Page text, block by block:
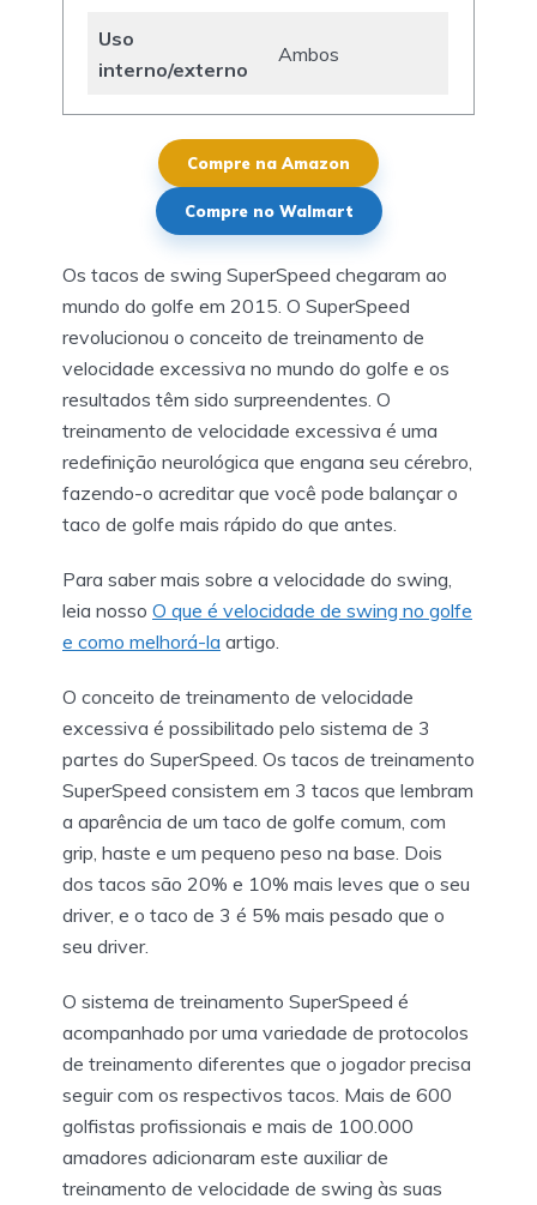
Uso
interno/externo
Ambos
Compre na Amazon
Compre no Walmart
Os tacos de swing SuperSpeed chegaram ao
mundo do golfe em 2015. O SuperSpeed
revolucionou o conceito de treinamento de
velocidade excessiva no mundo do golfe e os
resultados têm sido surpreendentes. O
treinamento de velocidade excessiva é uma
redefinição neurológica que engana seu cérebro,
fazendo-o acreditar que você pode balançar o
taco de golfe mais rápido do que antes.
Para saber mais sobre a velocidade do swing,
leia nosso O que é velocidade de swing no golfe
e como melhorá-la artigo.
O conceito de treinamento de velocidade
excessiva é possibilitado pelo sistema de 3
partes do SuperSpeed. Os tacos de treinamento
SuperSpeed consistem em 3 tacos que lembram
a aparência de um taco de golfe comum, com
grip, haste e um pequeno peso na base. Dois
dos tacos são 20% e 10% mais leves que o seu
driver, e o taco de 3 é 5% mais pesado que o
seu driver.
O sistema de treinamento SuperSpeed é
acompanhado por uma variedade de protocolos
de treinamento diferentes que o jogador precisa
seguir com os respectivos tacos. Mais de 600
golfistas profissionais e mais de 100.000
amadores adicionaram este auxiliar de
treinamento de velocidade de swing às suas